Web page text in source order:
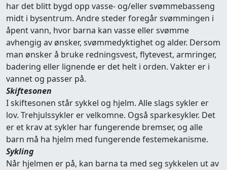
har det blitt bygd opp vasse- og/eller svømmebasseng
midt i bysentrum. Andre steder foregår svømmingen i
åpent vann, hvor barna kan vasse eller svømme
avhengig av ønsker, svømmedyktighet og alder. Dersom
man ønsker å bruke redningsvest, flytevest, armringer,
badering eller lignende er det helt i orden. Vakter er i
vannet og passer på.
Skiftesonen
I skiftesonen står sykkel og hjelm. Alle slags sykler er
lov. Trehjulssykler er velkomne. Også sparkesykler. Det
er et krav at sykler har fungerende bremser, og alle
barn må ha hjelm med fungerende festemekanisme.
Sykling
Når hjelmen er på, kan barna ta med seg sykkelen ut av